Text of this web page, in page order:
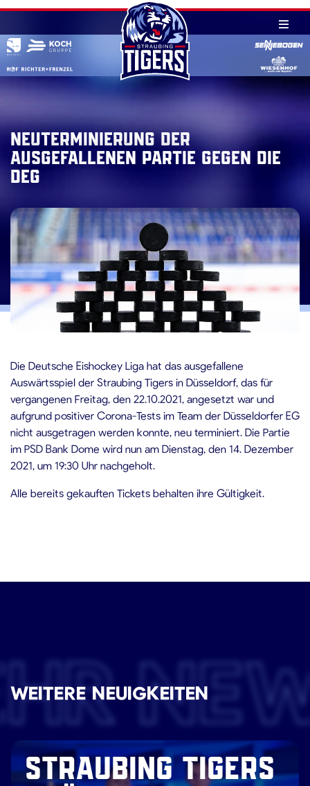
Skip
content
Neuterminierung der
ausgefallenen Partie gegen die
DEG
Die Deutsche Eishockey Liga hat das ausgefallene
Auswärtsspiel der Straubing Tigers in Düsseldorf, das für
vergangenen Freitag, den 22.10.2021, angesetzt war und
aufgrund positiver Corona-Tests im Team der Düsseldorfer EG
nicht ausgetragen werden konnte, neu terminiert. Die Partie
im PSD Bank Dome wird nun am Dienstag, den 14. Dezember
2021, um 19:30 Uhr nachgeholt.
Alle bereits gekauften Tickets behalten ihre Gültigkeit.
WEITERE NEUIGKEITEN
STRAUBING TIGERS